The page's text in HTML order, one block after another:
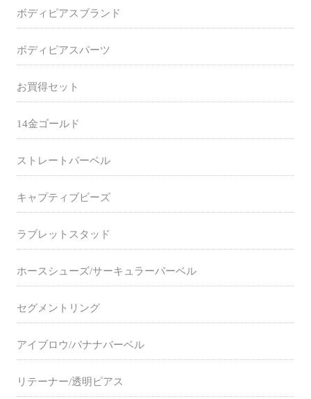
ボディピアスブランド
ボディピアスパーツ
お買得セット
14金ゴールド
ストレートバーベル
キャプティブビーズ
ラブレットスタッド
ホースシューズ/サーキュラーバーベル
セグメントリング
アイブロウ/バナナバーベル
リテーナー/透明ピアス